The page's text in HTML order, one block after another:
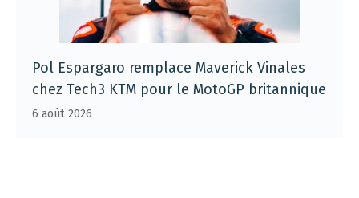
Pol Espargaro remplace Maverick Vinales
chez Tech3 KTM pour le MotoGP britannique
6 août 2026